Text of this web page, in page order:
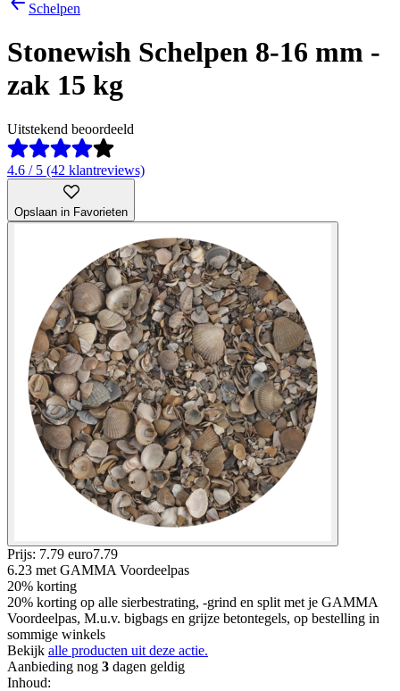
Schelpen
Stonewish Schelpen 8-16 mm -
zak 15 kg
Uitstekend beoordeeld
4.6 / 5 (42 klantreviews)
Opslaan in Favorieten
Prijs: 7.79 euro7.79
6.23 met GAMMA Voordeelpas
20% korting
20% korting op alle sierbestrating, -grind en split met je GAMMA
Voordeelpas, M.u.v. bigbags en grijze betontegels, op bestelling in
sommige winkels
Bekijk alle producten uit deze actie.
Aanbieding nog 3 dagen geldig
Inhoud: